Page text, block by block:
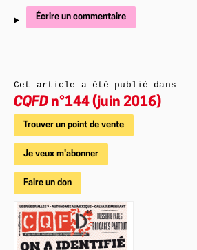
Écrire un commentaire
Cet article a été publié dans
CQFD n°144 (juin 2016)
Trouver un point de vente
Je veux m'abonner
Faire un don